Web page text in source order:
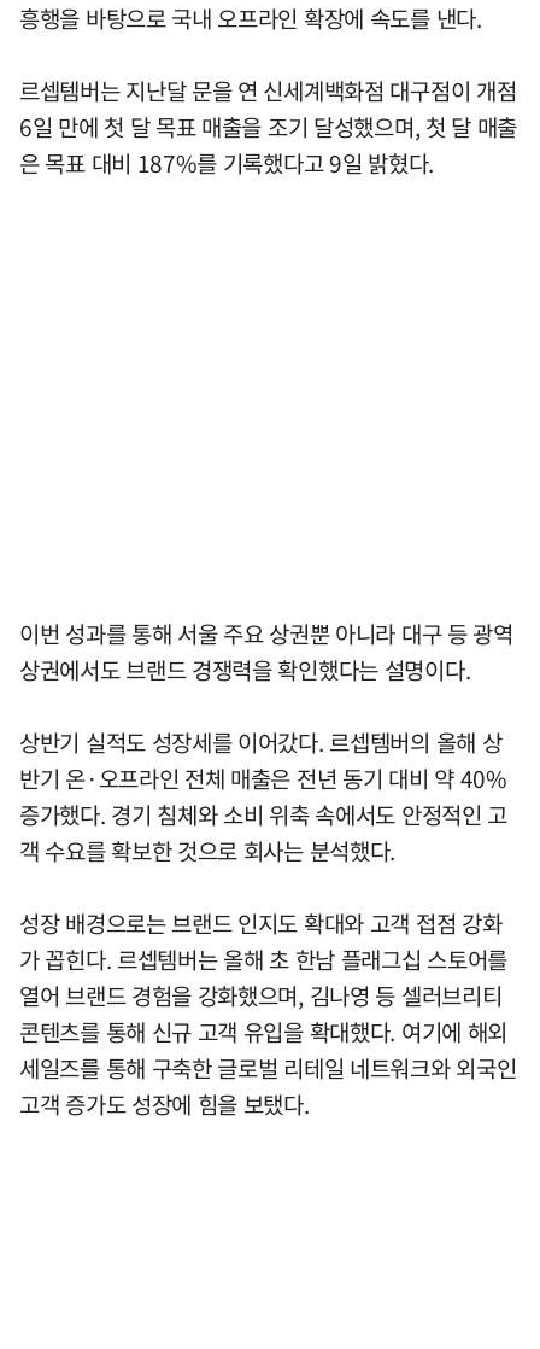
흥행을 바탕으로 국내 오프라인 확장에 속도를 낸다.
르셉템버는 지난달 문을 연 신세계백화점 대구점이 개점
6일 만에 첫 달 목표 매출을 조기 달성했으며, 첫 달 매출
은 목표 대비 187%를 기록했다고 9일 밝혔다.
이번 성과를 통해 서울 주요 상권뿐 아니라 대구 등 광역
상권에서도 브랜드 경쟁력을 확인했다는 설명이다.
상반기 실적도 성장세를 이어갔다. 르셉템버의 올해 상
반기 온·오프라인 전체 매출은 전년 동기 대비 약 40%
증가했다. 경기 침체와 소비 위축 속에서도 안정적인 고
객 수요를 확보한 것으로 회사는 분석했다.
성장 배경으로는 브랜드 인지도 확대와 고객 접점 강화
가 꼽힌다. 르셉템버는 올해 초 한남 플래그십 스토어를
열어 브랜드 경험을 강화했으며, 김나영 등 셀러브리티
콘텐츠를 통해 신규 고객 유입을 확대했다. 여기에 해외
세일즈를 통해 구축한 글로벌 리테일 네트워크와 외국인
고객 증가도 성장에 힘을 보탰다.